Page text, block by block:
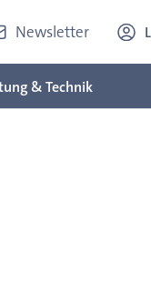
Newsletter
& Technik